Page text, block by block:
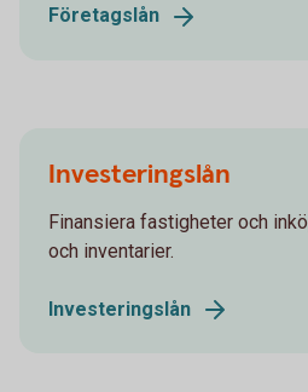
Företagslån
Investeringslån
Finansiera fastigheter och
och inventarier.
Investeringslån